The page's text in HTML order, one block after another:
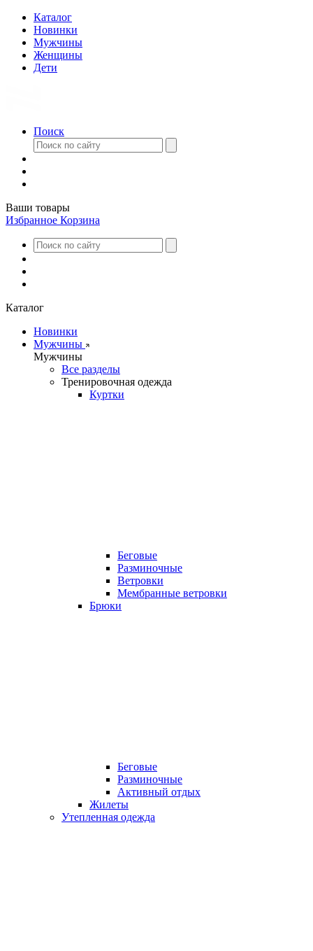
Каталог
Новинки
Мужчины
Женщины
Дети
Поиск
Ваши товары
Избранное Корзина
Каталог
Новинки
Мужчины
Мужчины
Все разделы
Тренировочная одежда
Куртки
Беговые
Разминочные
Ветровки
Мембранные ветровки
Брюки
Беговые
Разминочные
Активный отдых
Жилеты
Утепленная одежда